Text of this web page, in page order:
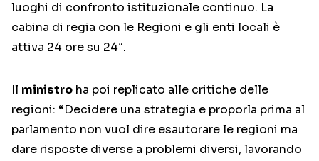
luoghi di confronto istituzionale continuo. La
cabina di regia con le Regioni e gli enti locali è
attiva 24 ore su 24″.
Il ministro ha poi replicato alle critiche delle
regioni: “Decidere una strategia e proporla prima al
parlamento non vuol dire esautorare le regioni ma
dare risposte diverse a problemi diversi, lavorando